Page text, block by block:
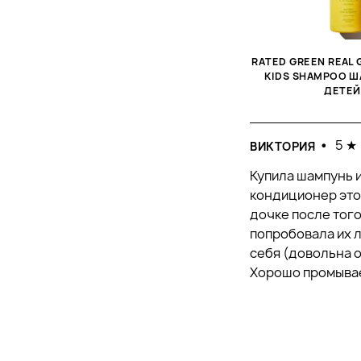
RATED GREEN REAL
KIDS SHAMPOO
ВИКТОРИЯ • 5 ★
Купила шампунь
кондиционер
дочке после
попробовала их
себя (довольна
Хорошо